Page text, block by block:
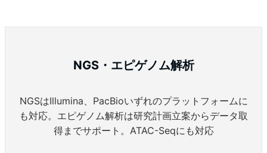
NGS・エピゲノム解析
NGSはIllumina、PacBioいずれのプラットフォームに
も対応。エピゲノム解析は研究計画立案からデータ取
得までサポート。ATAC-Seqにも対応